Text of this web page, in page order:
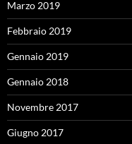
Marzo 2019
Febbraio 2019
Gennaio 2019
Gennaio 2018
Novembre 2017
Giugno 2017